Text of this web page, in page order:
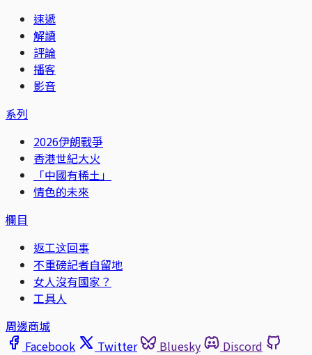
速遞
解讀
評論
播客
影音
系列
2026伊朗戰爭
香港世紀大火
「中國有稀土」
情色的未來
欄目
返工这回事
不重磅記者自留地
女人沒有國家？
工具人
周邊商城
Facebook
Twitter Bluesky
Discord